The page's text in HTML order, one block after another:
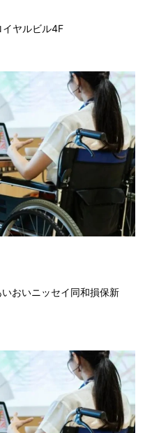
ヤルビル4F
おいニッセイ同和損保新